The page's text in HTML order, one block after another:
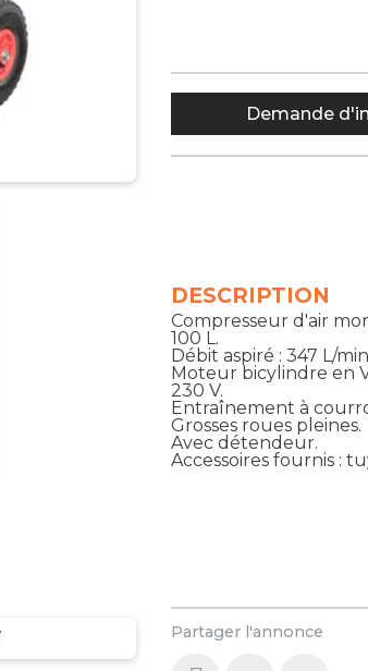
Partager l'annonce
DESCRIPTION
Compresseur d'air
100 L.
Débit aspiré : 347 L/
Moteur bicylindre en
230 V.
Entraînement à
Grosses roues pleines.
Avec détendeur.
Accessoires fournis :
Demande